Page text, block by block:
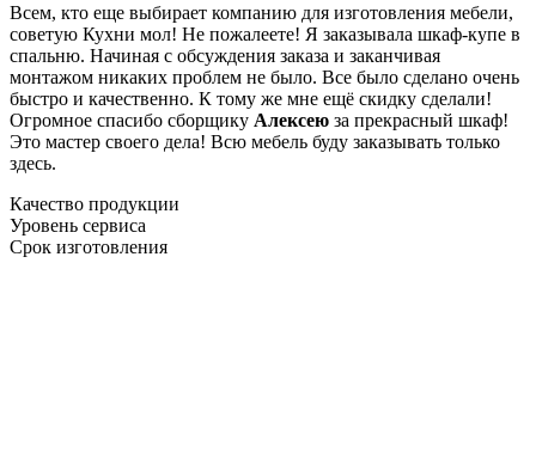
Всем, кто еще выбирает компанию для изготовления мебели,
советую Кухни мол! Не пожалеете! Я заказывала шкаф-купе в
спальню. Начиная с обсуждения заказа и заканчивая
монтажом никаких проблем не было. Все было сделано очень
быстро и качественно. К тому же мне ещё скидку сделали!
Огромное спасибо сборщику Алексею за прекрасный шкаф!
Это мастер своего дела! Всю мебель буду заказывать только
здесь.
Качество продукции
Уровень сервиса
Срок изготовления